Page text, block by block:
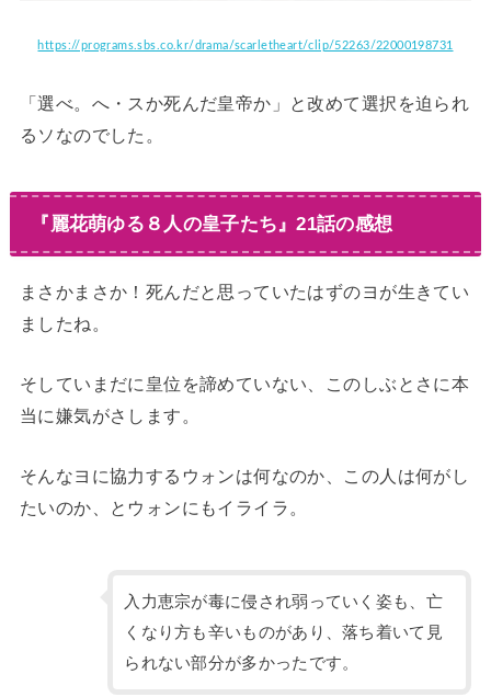
https://programs.sbs.co.kr/drama/scarletheart/clip/52263/22000198731
「選べ。へ・スか死んだ皇帝か」と改めて選択を迫られ
るソなのでした。
『麗花萌ゆる８人の皇子たち』21話の感想
まさかまさか！死んだと思っていたはずのヨが生きてい
ましたね。
そしていまだに皇位を諦めていない、このしぶとさに本
当に嫌気がさします。
そんなヨに協力するウォンは何なのか、この人は何がし
たいのか、とウォンにもイライラ。
入力恵宗が毒に侵され弱っていく姿も、亡
くなり方も辛いものがあり、落ち着いて見
られない部分が多かったです。